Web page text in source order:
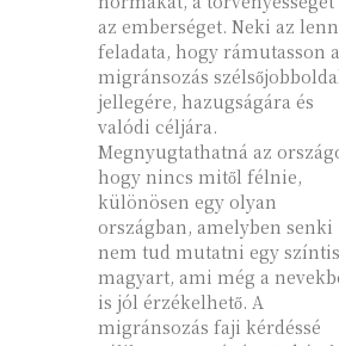
az emberséget. Neki az
feladata, hogy rámutasson a
migránsozás
jellegére, hazugságára és
valódi céljára.
Megnyugtathatná az
hogy nincs mitől félnie,
különösen egy olyan
országban, amelyben senki
nem tud mutatni egy
magyart, ami még a
is jól érzékelhető. A
migránsozás faji kérdéssé